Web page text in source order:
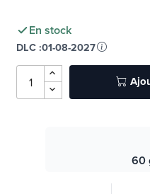
En stock
DLC :01-08-2027
60